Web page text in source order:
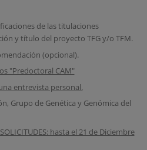
de las titulaciones
y título del proyecto TFG y/o TFM.
(opcional).
"Predoctoral CAM"
entrevista personal.
Grupo de Genética y Genómica del
hasta el 21 de Diciembre